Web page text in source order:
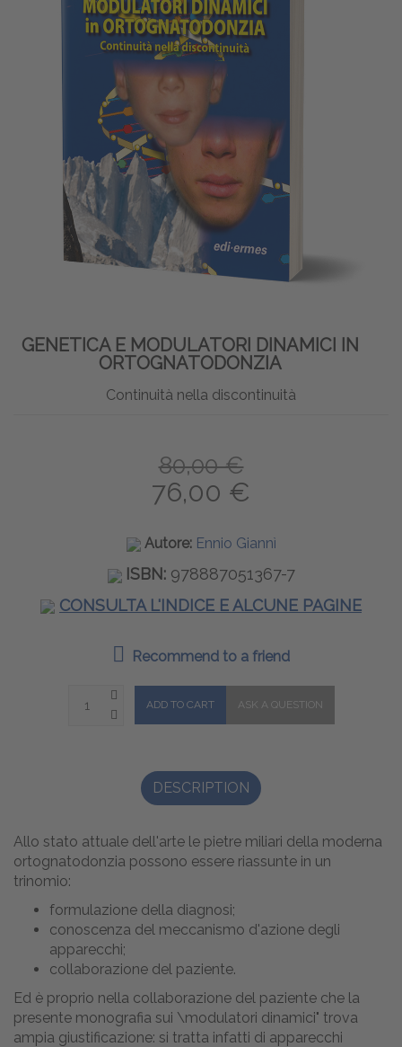
GENETICA E MODULATORI DINAMICI IN
ORTOGNATODONZIA
Continuità nella discontinuità
80,00 €
76,00 €
Autore: Ennio Giannì
ISBN: 978887051367-7
CONSULTA L'INDICE E ALCUNE PAGINE
Recommend to a friend
DESCRIPTION
Allo stato attuale dell'arte le pietre miliari della moderna
ortognatodonzia possono essere riassunte in un
trinomio:
formulazione della diagnosi;
conoscenza del meccanismo d'azione degli
apparecchi;
collaborazione del paziente.
Ed è proprio nella collaborazione del paziente che la
presente monografia sui \modulatori dinamici" trova
ampia giustificazione: si tratta infatti di apparecchi